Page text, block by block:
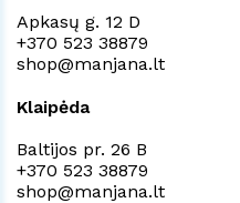
Apkasų g. 12 D
+370 523 38879
shop@manjana.lt
Klaipėda
Baltijos pr. 26 B
+370 523 38879
shop@manjana.lt